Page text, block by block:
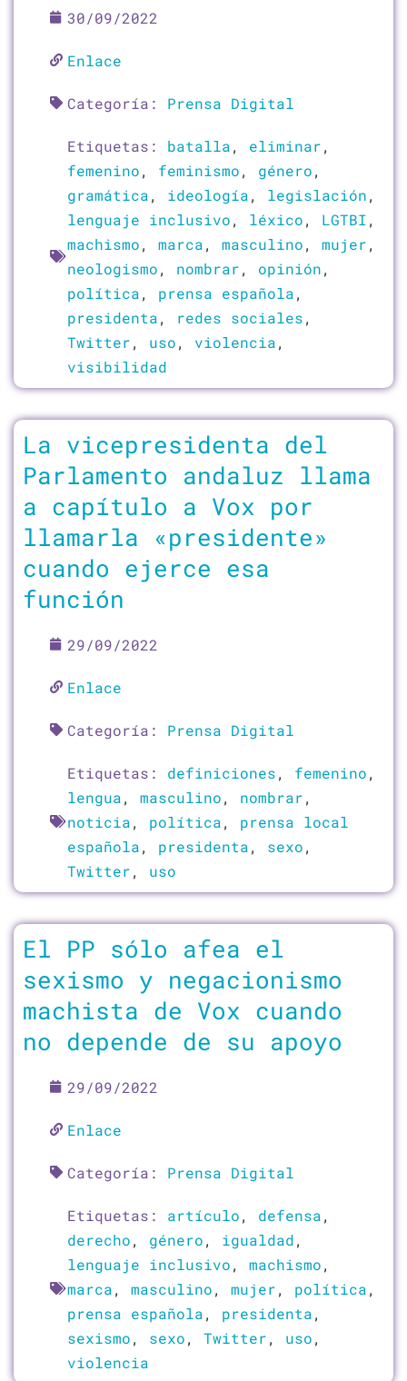
30/09/2022
Enlace
Categoría: Prensa Digital
Etiquetas: batalla, eliminar,
femenino, feminismo, género,
gramática, ideología, legislación,
lenguaje inclusivo, léxico, LGTBI,
machismo, marca, masculino, mujer,
neologismo, nombrar, opinión,
política, prensa española,
presidenta, redes sociales,
Twitter, uso, violencia,
visibilidad
La vicepresidenta del
Parlamento andaluz llama
a capítulo a Vox por
llamarla «presidente»
cuando ejerce esa
función
29/09/2022
Enlace
Categoría: Prensa Digital
Etiquetas: definiciones, femenino,
lengua, masculino, nombrar,
noticia, política, prensa local
española, presidenta, sexo,
Twitter, uso
El PP sólo afea el
sexismo y negacionismo
machista de Vox cuando
no depende de su apoyo
29/09/2022
Enlace
Categoría: Prensa Digital
Etiquetas: artículo, defensa,
derecho, género, igualdad,
lenguaje inclusivo, machismo,
marca, masculino, mujer, política,
prensa española, presidenta,
sexismo, sexo, Twitter, uso,
violencia